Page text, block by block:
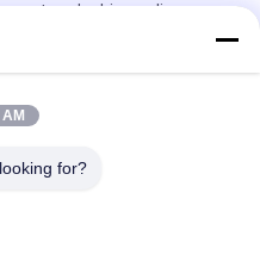
gestrande drievoudig
TIW voor transformatoren
mm geïsoleerde TIW-draad
0,15 mm geïsoleerde
for?